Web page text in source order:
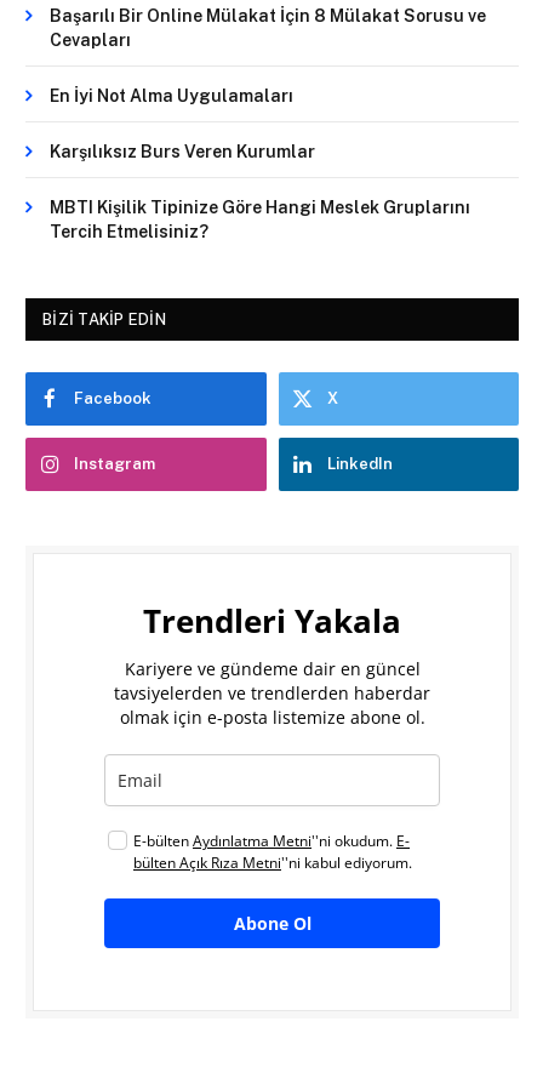
Başarılı Bir Online Mülakat İçin 8 Mülakat Sorusu ve
Cevapları
En İyi Not Alma Uygulamaları
Karşılıksız Burs Veren Kurumlar
MBTI Kişilik Tipinize Göre Hangi Meslek Gruplarını
Tercih Etmelisiniz?
BIZI TAKIP EDIN
Facebook X
Instagram LinkedIn
Trendleri Yakala
Kariyere ve gündeme dair en güncel
tavsiyelerden ve trendlerden haberdar
olmak için e-posta listemize abone ol.
E-bültenAydınlatma Metni''ni okudum. E-
bülten Açık Rıza Metni''ni kabul ediyorum.
Abone Ol